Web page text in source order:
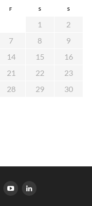
F S S
1
2
7 8
9
14 15
16
21 22
23
28 29
30